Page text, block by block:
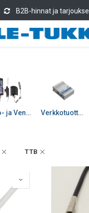
B2B-hinnat ja
Auto- ja Venetarvikkeet Verkkotuotteet
TTB